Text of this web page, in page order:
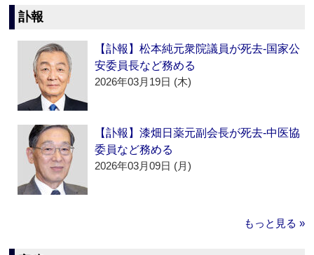
訃報
【訃報】松本純元衆院議員が死去‐国家公
安委員長など務める
2026年03月19日 (木)
【訃報】漆畑日薬元副会長が死去‐中医協
委員など務める
2026年03月09日 (月)
もっと見る »